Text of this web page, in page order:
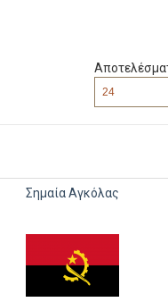
Σημαία Αγκόλας